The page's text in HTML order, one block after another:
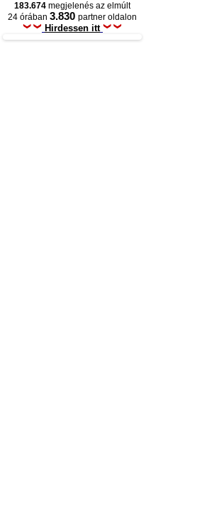
183.674 megjelenés az elmúlt
24 órában 3.830 partner oldalon
Hirdessen itt